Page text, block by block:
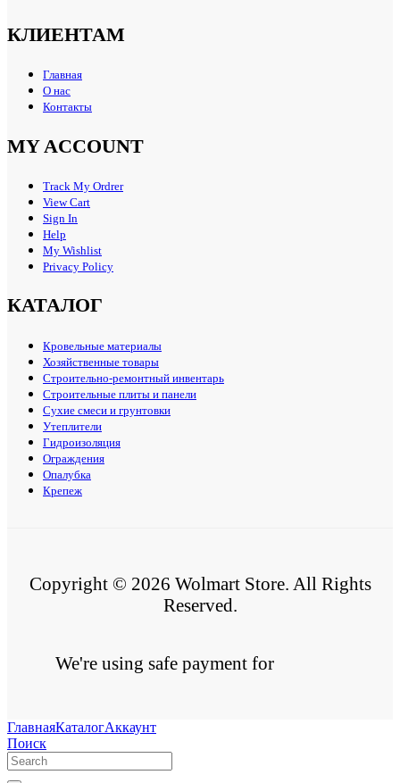
КЛИЕНТАМ
Главная
О нас
Контакты
MY ACCOUNT
Track My Ordrer
View Cart
Sign In
Help
My Wishlist
Privacy Policy
КАТАЛОГ
Кровельные материалы
Хозяйственные товары
Строительно-ремонтный инвентарь
Строительные плиты и панели
Сухие смеси и грунтовки
Утеплители
Гидроизоляция
Ограждения
Опалубка
Крепеж
Copyright © 2026 Wolmart Store. All Rights
Reserved.
We're using safe payment for
ГлавнаяКаталогАккаунт
Поиск